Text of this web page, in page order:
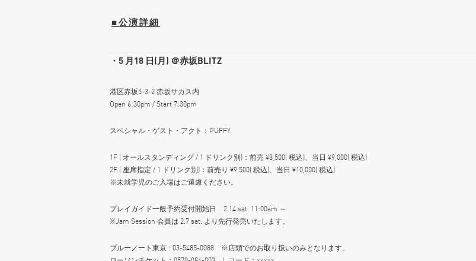
■公演詳細
・5 月18 日(月) ＠赤坂BLITZ
港区赤坂5-3-2 赤坂サカス内
Open 6:30pm / Start 7:30pm
スペシャル・ゲスト・アクト：PUFFY
1F ( オールスタンディング / 1 ドリンク別)：前売 ¥8,500( 税込)、当日 ¥9,000( 税込)
2F ( 座席指定 / 1 ドリンク別)：前売り ¥9,500( 税込)、当日 ¥10,000( 税込)
※未就学児のご入場はご遠慮ください。
プレイガイド一般予約受付開始日 2.14 sat. 11:00am ～
※Jam Session 会員は 2.7 sat. より先行発売いたします。
ブルーノート東京 : 03-5485-0088 ※店頭でのお取り扱いのみとなります。